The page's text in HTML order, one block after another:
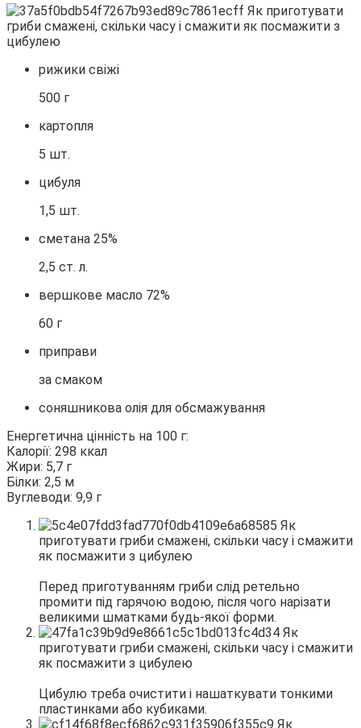
рижики свіжі
500 г
картопля
5 шт.
цибуля
1,5 шт.
сметана 25%
2,5 ст. л.
вершкове масло 72%
60 г
приправи
за смаком
соняшникова олія для обсмажування
Енергетична цінність на 100 г:
Калорії: 298 ккал
Жири: 5,7 г
Білки: 2,5 м
Вуглеводи: 9,9 г
Перед приготуванням гриби слід ретельно
промити під гарячою водою, після чого нарізати
великими шматками будь-якої форми.
Цибулю треба очистити і нашаткувати тонкими
пластинками або кубиками.